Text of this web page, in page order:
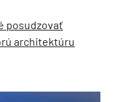
posudzovať
architektúru